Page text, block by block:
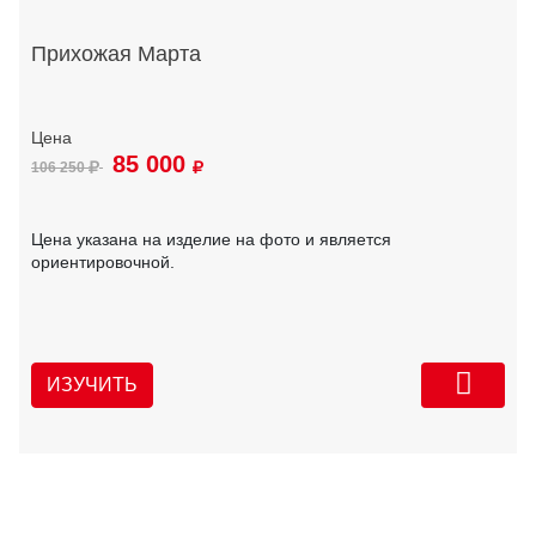
Прихожая Марта
106 250 85 000
Цена указана на изделие на фото и является
ориентировочной.
ИЗУЧИТЬ